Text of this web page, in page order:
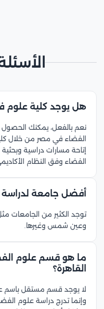
هل يوجد كلية
نعم بالفعل، يمكنك
الفضاء في مصر من خلال
إتاحة مسارات دراسية
الفضاء وفق النظام
أفضل جامعة لدراسة
توجد الكثير من الجامعات
وعين شمس وغيرها.
ما هو قسم علوم
القاهرة؟
لا يوجد قسم مستقل باسم
وإنما تدرج دراسة علوم